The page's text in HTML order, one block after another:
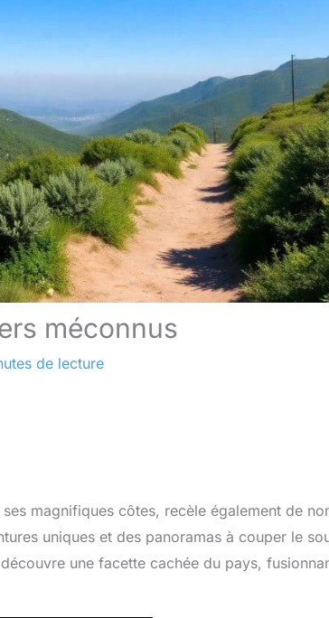
méconnus
de lecture
magnifiques côtes, recèle également de
uniques et des panoramas à couper le
une facette cachée du pays,